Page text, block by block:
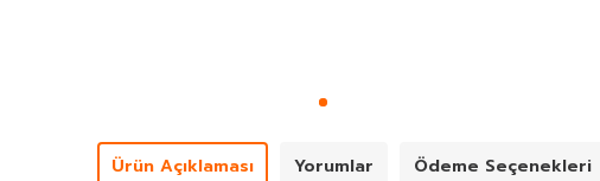
Ürün Açıklaması Yorumlar Ödeme Seçenekleri